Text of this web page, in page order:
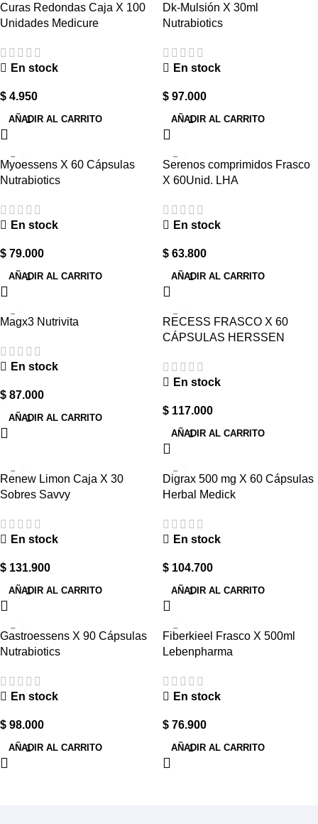
Curas Redondas Caja X 100
Unidades Medicure
En stock
$ 4.950
AÑADIR AL CARRITO
Dk-Mulsión X 30ml
Nutrabiotics
En stock
$ 97.000
AÑADIR AL CARRITO
Myoessens X 60 Cápsulas
Nutrabiotics
En stock
$ 79.000
AÑADIR AL CARRITO
Serenos comprimidos Frasco
X 60Unid. LHA
En stock
$ 63.800
AÑADIR AL CARRITO
Magx3 Nutrivita
En stock
$ 87.000
AÑADIR AL CARRITO
RECESS FRASCO X 60
CÁPSULAS HERSSEN
En stock
$ 117.000
AÑADIR AL CARRITO
Renew Limon Caja X 30
Sobres Savvy
En stock
$ 131.900
AÑADIR AL CARRITO
Digrax 500 mg X 60 Cápsulas
Herbal Medick
En stock
$ 104.700
AÑADIR AL CARRITO
Gastroessens X 90 Cápsulas
Nutrabiotics
En stock
$ 98.000
AÑADIR AL CARRITO
Fiberkieel Frasco X 500ml
Lebenpharma
En stock
$ 76.900
AÑADIR AL CARRITO